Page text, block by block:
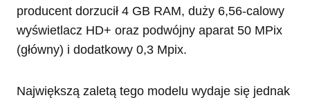
producent dorzucił 4 GB RAM, duży 6,56-calowy
wyświetlacz HD+ oraz podwójny aparat 50 MPix
(główny) i dodatkowy 0,3 Mpix.
Największą zaletą tego modelu wydaje się jednak